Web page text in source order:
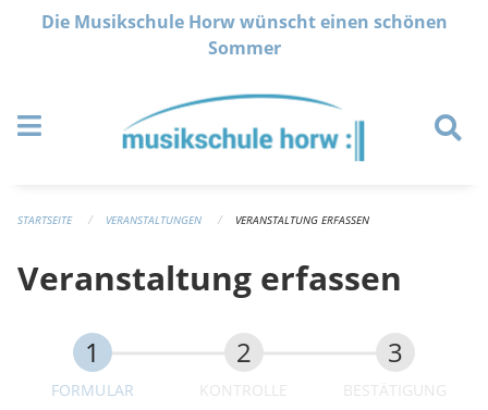
Navigation überspringen
Die Musikschule Horw wünscht einen schönen
Sommer
STARTSEITE VERANSTALTUNGEN VERANSTALTUNG ERFASSEN
Veranstaltung erfassen
FORMULAR KONTROLLE BESTÄTIGUNG